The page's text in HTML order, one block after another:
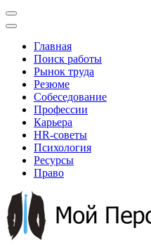
Главная
Поиск работы
Рынок труда
Резюме
Собеседование
Профессии
Карьера
HR-советы
Психология
Ресурсы
Право